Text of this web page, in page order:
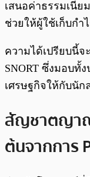
เสนอค่าธรรมเนีย
ช่วยให้ผู้ใช้เก็บกำ
ความได้เปรียบนี้จ
SNORT ซึ่งมอบทั้
เศรษฐกิจให้กับนั
สัญชาตญาณ
ต้นจากการ